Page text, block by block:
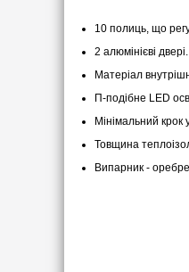
10 полиць, що
2 алюмінієві двері.
Матеріал
П-подібне LED
Мінімальний крок
Товщина
Випарник -